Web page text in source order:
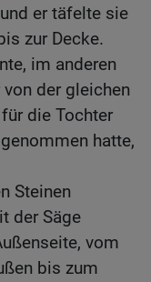
er täfelte sie
zur Decke.
im anderen
der gleichen
die Tochter
hatte,
Steinen
der Säge
vom
bis zum